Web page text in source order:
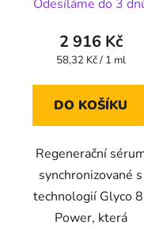
zralou pleť 50 ml
Odesíláme do 3
2 916 Kč
Měrná
58,32 Kč / 1 ml
DO KOŠÍKU
Regenerační
synchronizované s
technologií Glyco
Power, která